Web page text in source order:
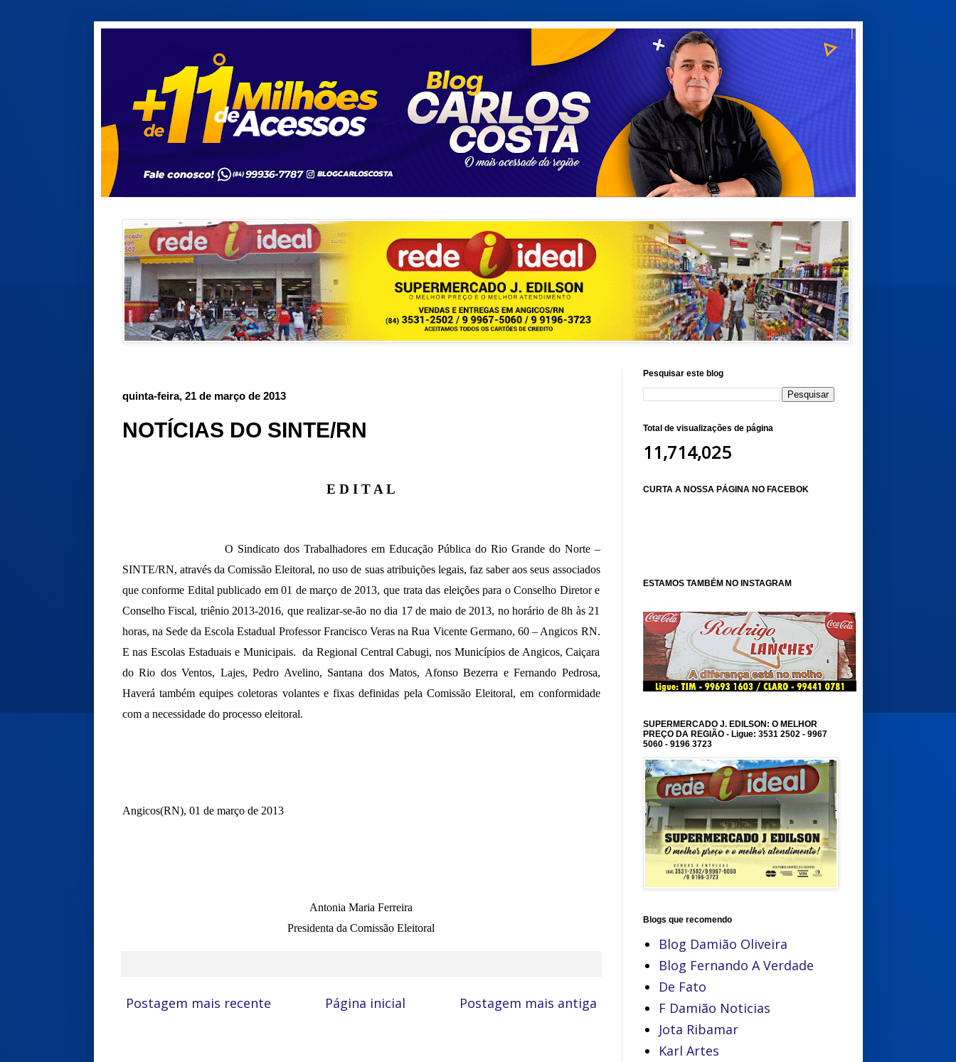
quinta-feira, 21 de março de 2013
NOTÍCIAS DO SINTE/RN
E D I T A L
O Sindicato dos Trabalhadores em Educação Pública do Rio Grande do Norte –
SINTE/RN, através da Comissão Eleitoral, no uso de suas atribuições legais, faz saber aos seus associados
que conforme Edital publicado em 01 de março de 2013, que trata das eleições para o Conselho Diretor e
Conselho Fiscal, triênio 2013-2016, que realizar-se-ão no dia 17 de maio de 2013, no horário de 8h às 21
horas, na Sede da Escola Estadual Professor Francisco Veras na Rua Vicente Germano, 60 – Angicos RN.
E nas Escolas Estaduais e Municipais. da Regional Central Cabugi, nos Municípios de Angicos, Caiçara
do Rio dos Ventos, Lajes, Pedro Avelino, Santana dos Matos, Afonso Bezerra e Fernando Pedrosa,
Haverá também equipes coletoras volantes e fixas definidas pela Comissão Eleitoral, em conformidade
com a necessidade do processo eleitoral.
Angicos(RN), 01 de março de 2013
Antonia Maria Ferreira
Presidenta da Comissão Eleitoral
Postagem mais recente Postagem mais antiga
Página inicial
Pesquisar este blog
Total de visualizações de página
11,714,025
CURTA A NOSSA PÁGINA NO FACEBOK
ESTAMOS TAMBÉM NO INSTAGRAM
SUPERMERCADO J. EDILSON: O MELHOR
PREÇO DA REGIÃO - Ligue: 3531 2502 - 9967
5060 - 9196 3723
Blogs que recomendo
Blog Damião Oliveira
Blog Fernando A Verdade
De Fato
F Damião Noticias
Jota Ribamar
Karl Artes